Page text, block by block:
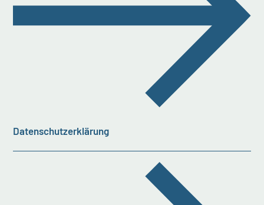
Datenschutzerklärung